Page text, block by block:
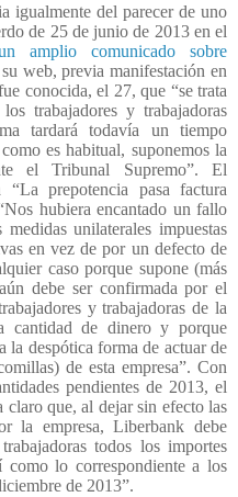
igualmente del parecer de uno
de 25 de junio de 2013 en el
amplio comunicado sobre
web, previa manifestación en
conocida, el 27, que “se trata
trabajadores y trabajadoras
tardará todavía un tiempo
es habitual, suponemos la
el Tribunal Supremo”. El
prepotencia pasa factura
hubiera encantado un fallo
unilaterales impuestas
en vez de por un defecto de
caso porque supone (más
debe ser confirmada por el
y trabajadoras de la
cantidad de dinero y porque
la despótica forma de actuar de
de esta empresa”. Con
pendientes de 2013, el
claro que, al dejar sin efecto las
la empresa, Liberbank debe
todos los importes
como lo correspondiente a los
de 2013”.